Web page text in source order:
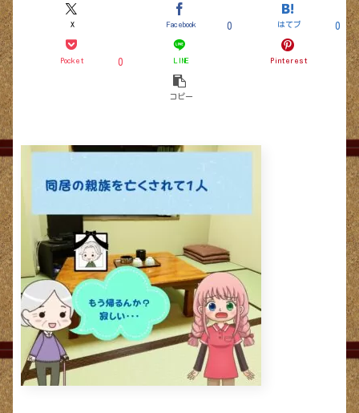
X Facebook 0 はてブ 0
Pocket 0 LINE Pinterest
コピー